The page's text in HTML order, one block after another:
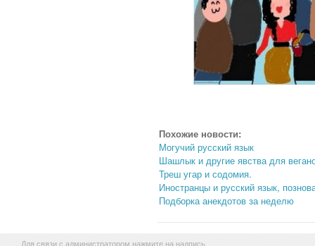
Похожие новости:
Могучий русский язык
Шашлык и другие явства для
Треш угар и содомия.
Иностранцы и русский язык,
Подборка анекдотов за неделю
Для связи с администратором нажмите на надпись